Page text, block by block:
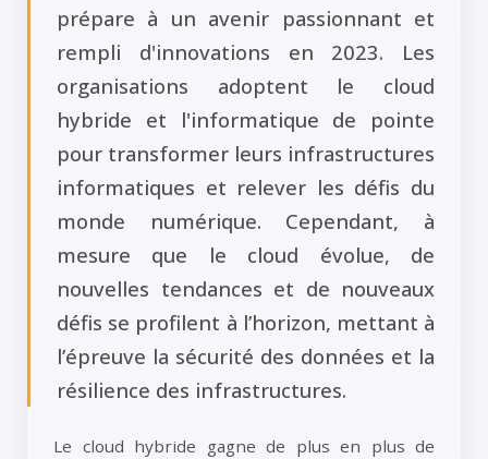
prépare à un avenir passionnant et
rempli d'innovations en 2023. Les
organisations adoptent le cloud
hybride et l'informatique de pointe
pour transformer leurs infrastructures
informatiques et relever les défis du
monde numérique. Cependant, à
mesure que le cloud évolue, de
nouvelles tendances et de nouveaux
défis se profilent à l’horizon, mettant à
l’épreuve la sécurité des données et la
résilience des infrastructures.
Le cloud hybride gagne de plus en plus de